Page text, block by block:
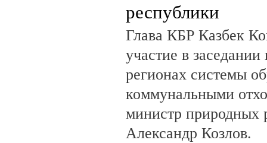
республики
Глава КБР Казбек
участие в
регионах системы
коммунальными
министр природных
Александр Козлов.